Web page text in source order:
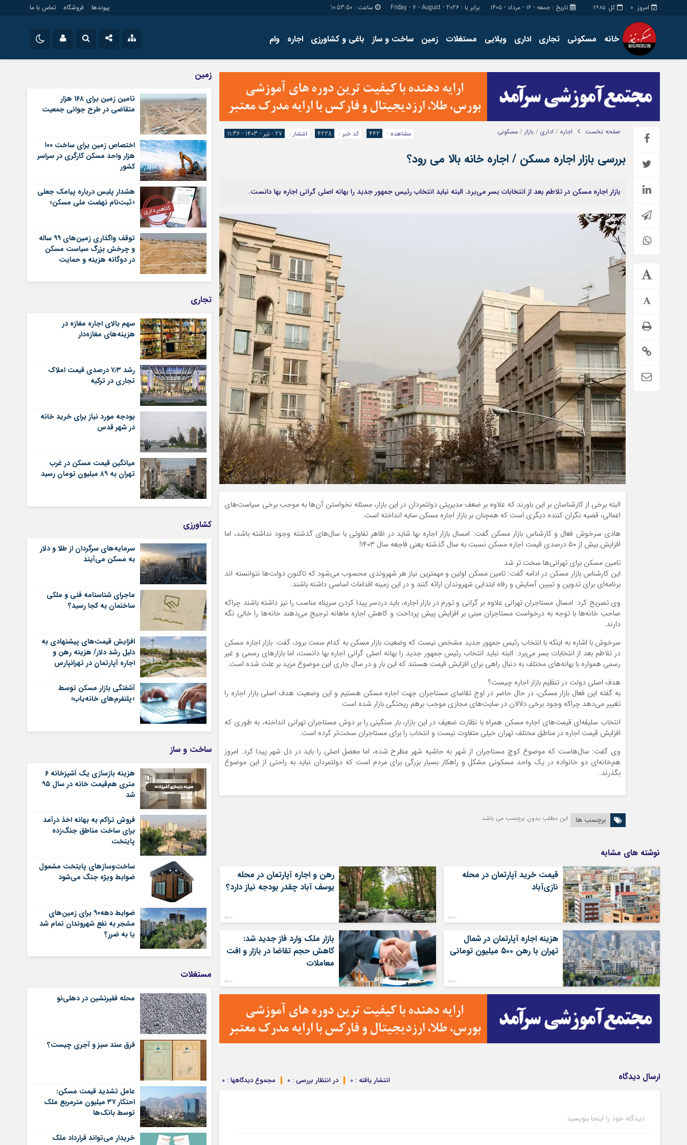
کل 2685 امروز 0 تاریخ : جمعه - ۱۶ - مرداد - ۱۴۰۵ برابر با : Friday - 7 - August - 2026 ساعت : 10:53:51 پیوندها فروشگاه تماس با ما
خانه مسکونی تجاری اداری ویلایی مستغلات زمین ساخت و ساز باغی و کشاورزی اجاره وام
سروش
ایتا
آپارات
اپلیکیشن
رمز عبور
مرا به خاطر بسپار
اداری
تجاری
ساخت و ساز
چند رسانه
گالری فیلم
گالری عکس
حساب مشتری
دسترسی سریع
تماس با ما
پیوندهای سایت
سبد خريد
برگه دو ستونه
پیوندها
گروه اجتماعی
گروه اقتصاد
گروه فرهنگ
تجاری
زمین
ساخت و ساز
صفحه نخست اجاره / اداری / بازار / مسکونی انتشار : 27 - تیر - 1403 - 11:36 کد خبر : 4228 مشاهده : 442
بررسی بازار اجاره مسکن / اجاره خانه بالا می رود؟
بازار اجاره مسکن در تلاطم بعد از انتخابات بسر می‌برد. البته نباید انتخاب رئیس جمهور جدید را بهانه اصلی گرانی اجاره بها دانست.
البته برخی از کارشناسان بر این باورند که علاوه بر ضعف مدیریتی دولتمردان در این بازار، مسئله نخواستن آن‌ها به موجب برخی سیاست‌های
اعمالی، قضیه نگران کننده دیگری است که همچنان بر بازار اجاره مسکن سایه انداخته است.
هادی سرخوش فعال و کارشناس بازار مسکن گفت: امسال بازار اجاره بها شاید در ظاهر تفاوتی با سال‌های گذشته وجود نداشته باشد، اما
افزایش بیش از ۵۰ درصدی قیمت اجاره مسکن نسبت به سال گذشته یعنی فاجعه سال ۱۴۰۳!
تامین مسکن برای تهرانی‌ها سخت تر شد
این کارشناس بازار مسکن در ادامه گفت: تامین مسکن اولین و مهمترین نیاز هر شهروندی محسوب می‌شود که تاکنون دولت‌ها نتوانسته اند
برنامه‌ای برای تدوین و تبیین آسایش و رفاه ابتدایی شهروندان ارائه کنند و در این زمینه اقدامات اساسی داشته باشند.
وی تصریح کرد: امسال مستاجران تهرانی علاوه بر گرانی و تورم در بازار اجاره، باید دردسر پیدا کردن سرپناه مناسب را نیز داشته باشند چراکه
صاحب خانه‌ها با توجه به درخواست مستاجران مبنی بر افزایش پیش پرداخت و کاهش اجاره ماهانه ترجیح می‌دهند خانه‌ها را خالی نگه
دارند.
سرخوش با اشاره به اینکه با انتخاب رئیس جمهور جدید مشخص نیست که وضعیت بازار مسکن به کدام سمت برود، گفت: بازار اجاره مسکن
در تلاطم بعد از انتخابات بسر می‌برد. البته نباید انتخاب رئیس جمهور جدید را بهانه اصلی گرانی اجاره بها دانست، اما بازارهای رسمی و غیر
رسمی همواره با بهانه‌های مختلف به دنبال راهی برای افزایش قیمت هستند که این بار و در سال جاری این موضوع مزید بر علت شده است.
هدف اصلی دولت در تنظیم بازار اجاره چیست؟
به گفته این فعال بازار مسکن، در حال حاضر در اوج تقاضای مستاجران جهت اجاره مسکن هستیم و این وضعیت هدف اصلی بازار اجاره را
تغییر می‌دهد چراکه وجود برخی دلالان در سایت‌های مجازی موجب برهم ریختگی بازار شده است.
انتخاب سلیقه‌ای قیمت‌های اجاره مسکن همراه با نظارت ضعیف در این بازار، بار سنگینی را بر دوش مستاجران تهرانی انداخته، به طوری که
افزایش قیمت اجاره در مناطق مختلف تهران خیلی متفاوت نیست و انتخاب را برای مستاجران سخت‌تر کرده است.
وی گفت: سال‌هاست که موضوع کوچ مستاجران از شهر به حاشیه شهر مطرح شده، اما معضل اصلی را باید در دل شهر پیدا کرد. امروز
هم‌خانه‌ای دو خانواده در یک واحد مسکونی مشکل و راهکار بسیار بزرگی برای مردم است که دولتمردان نباید به راحتی از این موضوع
بگذرند.
برچسب ها این مطلب بدون برچسب می باشد.
نوشته های مشابه
قیمت خرید آپارتمان در محله
نازی‌آباد
رهن و اجاره آپارتمان در محله
یوسف آباد چقدر بودجه نیاز دارد؟
هزینه اجاره آپارتمان در شمال
تهران با رهن ۵۰۰ میلیون تومانی
بازار ملک وارد فاز جدید شد:
کاهش حجم تقاضا در بازار و افت
معاملات
ارسال دیدگاه مجموع دیدگاهها : 0 در انتظار بررسی : 0 انتشار یافته : 0
دیدگاه خود را اینجا بنویسید
زمین
تامین زمین برای ۱۶۸ هزار
متقاضی در طرح جوانی جمعیت
اختصاص زمین برای ساخت ۱۰۰
هزار واحد مسکن کارگری در سراسر
کشور
هشدار پلیس درباره پیامک جعلی
«ثبت‌نام نهضت ملی مسکن»
توقف واگذاری زمین‌های ۹۹ ساله
و چرخش بزرگ سیاست مسکن
در دوگانه هزینه و حمایت
تجاری
سهم بالای اجاره‌‌ مغازه در
هزینه‌‌های مغازه‌‌دار
رشد ۷٫۳ درصدی قیمت‌ املاک
تجاری در ترکیه
بودجه مورد نیاز برای خرید خانه
در شهر قدس
میانگین قیمت مسکن در غرب
تهران به ۸۹ میلیون تومان رسید
کشاورزی
سرمایه‌های سرگردان از طلا و دلار
به مسکن می‌آیند
ماجرای شناسنامه‌ فنی و ملکی
ساختمان به کجا رسید؟
افزایش قیمت‌های پیشنهادی به
دلیل رشد دلار/ هزینه رهن و
اجاره آپارتمان در تهرانپارس
آشفتگی بازار مسکن توسط
«پلتفرم‌های خانه‌یاب»
ساخت و ساز
هزینه بازسازی یک آشپزخانه ۶
متری هم‌قیمت خانه در سال ۹۵
شد
فروش تراکم به بهانه اخذ درآمد
برای ساخت مناطق جنگ‌زده
پایتخت
ساخت‌وسازهای پایتخت مشمول
ضوابط ویژه جنگ می‌شود
ضوابط دهه۹۰ برای زمین‌های
مشجر به نفع شهروندان تمام شد
یا به ضرر؟
مستغلات
محله فقیرنشین در دهلی‏‌نو
فرق سند سبز و آجری چیست؟
عامل تشدید قیمت مسکن:
احتکار ۳۷ میلیون مترمربع ملک
توسط بانک‌ها
خریدار می‌تواند قرارداد ملک